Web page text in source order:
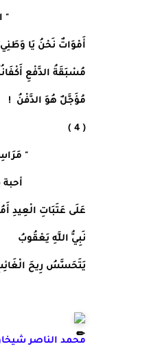
أَمْوَاتٌ نَحْنُ يَا وَطَنِي
مُسْبَقَةُ الدَّفْعِ
مُؤَجَّلٌ هُوَ الدَّفْنُ  !
( 4 )
عَلَى عَتَبَاتِ الْعِيدِ
نَبِيُّ اللَّهِ يَعْقُوبُ
يَتَحَسَّسُ رِيحَ
محمد الناصر